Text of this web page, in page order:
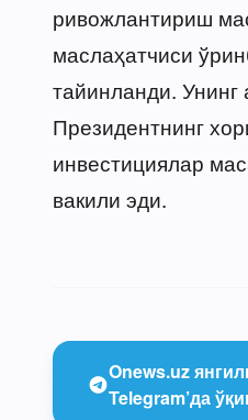
ривожлантириш
маслаҳатчиси
тайинланди. Унинг
Президентнинг
инвестициялар
вакили эди.
Onews.uz
Telegram’да